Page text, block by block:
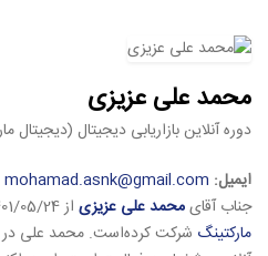
محمد علی عزیزی
دوره آنلاین بازاریابی دیجیتال (دیجیتال
ایمیل: mohamad.asnk@gmail.com
جناب آقایمحمد علی عزیزی از 1401/05/24 در دورۀ آنلاین
مارکتینگ شرکت کرده‌است. محمد علی